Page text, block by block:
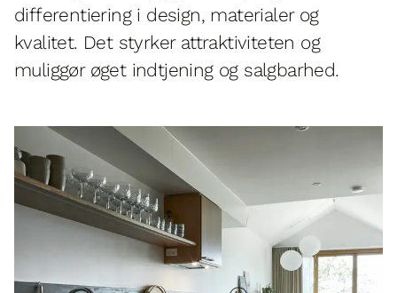
differentiering i design, materialer og
kvalitet. Det styrker attraktiviteten og
muliggør øget indtjening og salgbarhed.